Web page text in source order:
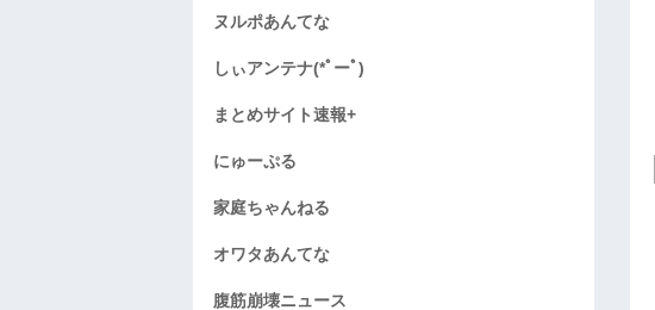
ヌルポあんてな
しぃアンテナ(*ﾟーﾟ)
まとめサイト速報+
にゅーぷる
家庭ちゃんねる
オワタあんてな
腹筋崩壊ニュース